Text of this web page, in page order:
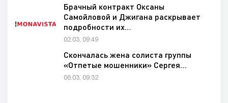
Брачный контракт Оксаны
Самойловой и Джигана раскрывает
подробности их…
02.03, 09:49
Скончалась жена солиста группы
«Отпетые мошенники» Сергея…
06.03, 09:32